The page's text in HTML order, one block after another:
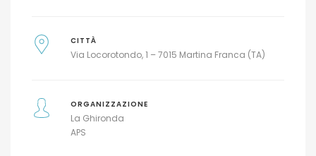
CITTÀ
Via Locorotondo, 1 – 7015 Martina Franca (TA)
ORGANIZZAZIONE
La Ghironda
APS